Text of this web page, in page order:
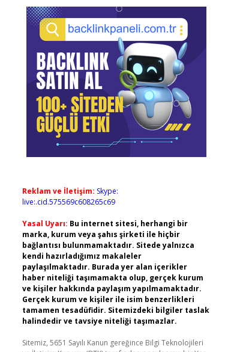
Reklam ve İletişim: Skype:
live:.cid.575569c608265c69
Yasal Uyarı: Bu internet sitesi, herhangi bir
marka, kurum veya şahıs şirketi ile hiçbir
bağlantısı bulunmamaktadır. Sitede yalnızca
kendi hazırladığımız makaleler
paylaşılmaktadır. Burada yer alan içerikler
haber niteliği taşımamakta olup, gerçek kurum
ve kişiler hakkında paylaşım yapılmamaktadır.
Gerçek kurum ve kişiler ile isim benzerlikleri
tamamen tesadüfidir. Sitemizdeki bilgiler taslak
halindedir ve tavsiye niteliği taşımazlar.
Sitemiz, 5651 Sayılı Kanun gereğince Bilgi Teknolojileri